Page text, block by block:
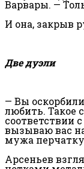
Варвары. —
И она, закрыв
Две дуэли
— Вы
любить. Такое
соответствии
вызываю вас
мужа
Арсеньев